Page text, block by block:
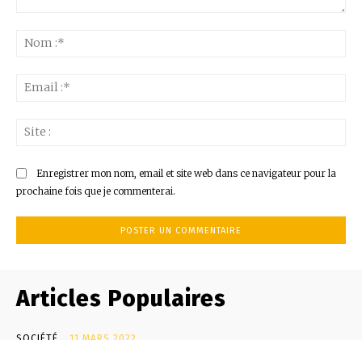
Enregistrer mon nom, email et site web dans ce navigateur pour la
prochaine fois que je commenterai.
Articles Populaires